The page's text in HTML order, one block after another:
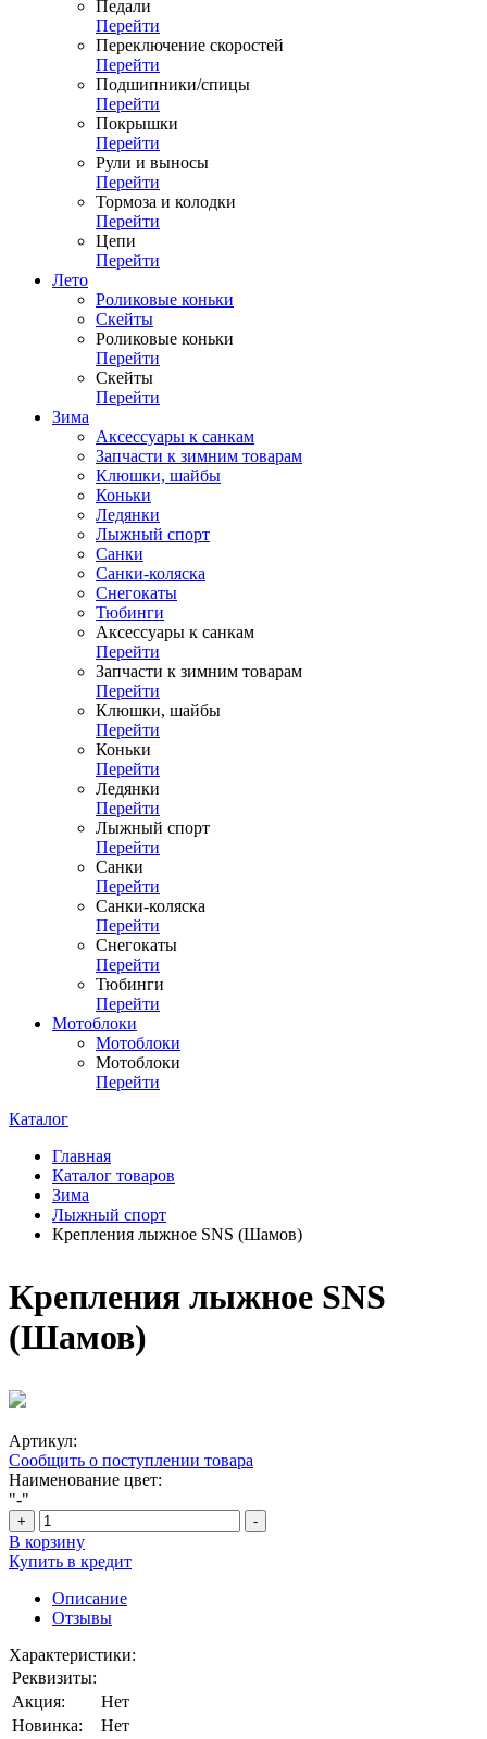
Педали
Перейти
Переключение скоростей
Перейти
Подшипники/спицы
Перейти
Покрышки
Перейти
Рули и выносы
Перейти
Тормоза и колодки
Перейти
Цепи
Перейти
Лето
Роликовые коньки
Скейты
Роликовые коньки
Перейти
Скейты
Перейти
Зима
Аксессуары к санкам
Запчасти к зимним товарам
Клюшки, шайбы
Коньки
Ледянки
Лыжный спорт
Санки
Санки-коляска
Снегокаты
Тюбинги
Аксессуары к санкам
Перейти
Запчасти к зимним товарам
Перейти
Клюшки, шайбы
Перейти
Коньки
Перейти
Ледянки
Перейти
Лыжный спорт
Перейти
Санки
Перейти
Санки-коляска
Перейти
Снегокаты
Перейти
Тюбинги
Перейти
Мотоблоки
Мотоблоки
Мотоблоки
Перейти
Каталог
Главная
Каталог товаров
Зима
Лыжный спорт
Крепления лыжное SNS (Шамов)
Крепления лыжное SNS
(Шамов)
Артикул:
Сообщить о поступлении товара
Наименование цвет:
"-"
+ -
В корзину
Купить в кредит
Описание
Отзывы
Характеристики:
Реквизиты:
Акция:
Нет
Новинка:
Нет